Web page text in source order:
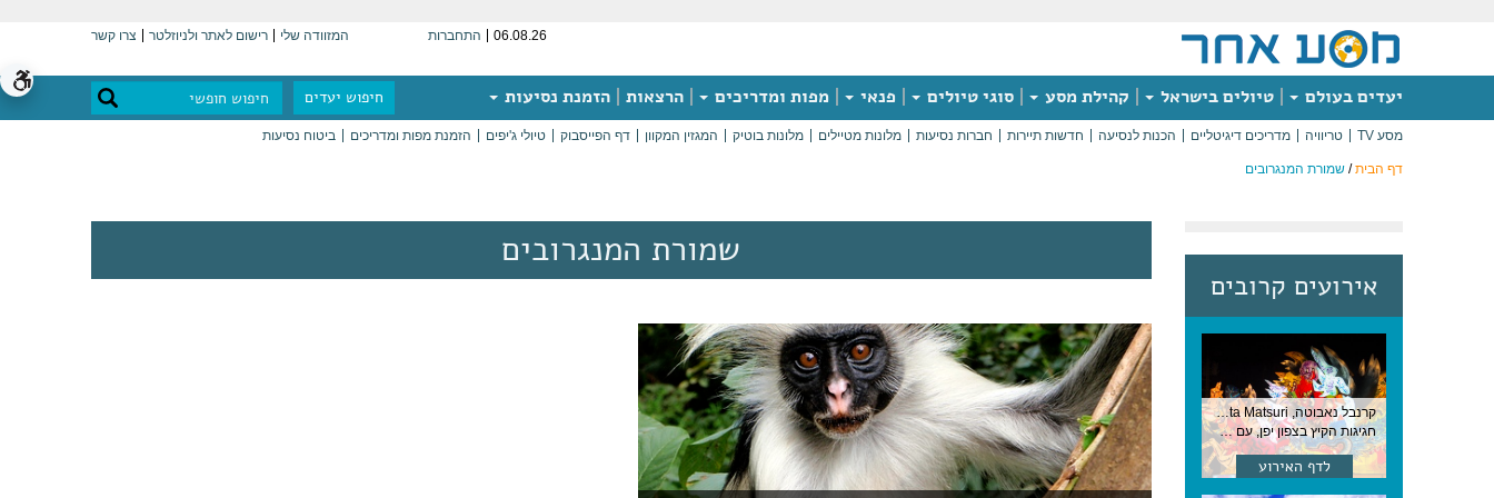
06.08.26 התחברות המזוודה שלי רישום לאתר ולניוזלטר צרו קשר
יעדים בעולם טיולים בישראל קהילת מסע סוגי טיולים פנאי מפות ומדריכים הרצאות הזמנת נסיעות חיפוש יעדים
מסע TV טריוויה מדריכים דיגיטליים הכנות לנסיעה חדשות תיירות חברות נסיעות מלונות מטיילים מלונות בוטיק המגזין המקוון דף הפייסבוק טיולי ג'יפים הזמנת מפות ומדריכים ביטוח נסיעות
דף הבית/ שמורת המנגרובים
אירועים קרובים
קרנבל נאבוטה, Nebuta Matsuri ,יפן
חגיגות הקיץ בצפון יפן, עם תהלוכות ענק, ריקודים וזיקוקים. 6-2 באוגוסט, יפן
לדף האירוע
שמורת המנגרובים